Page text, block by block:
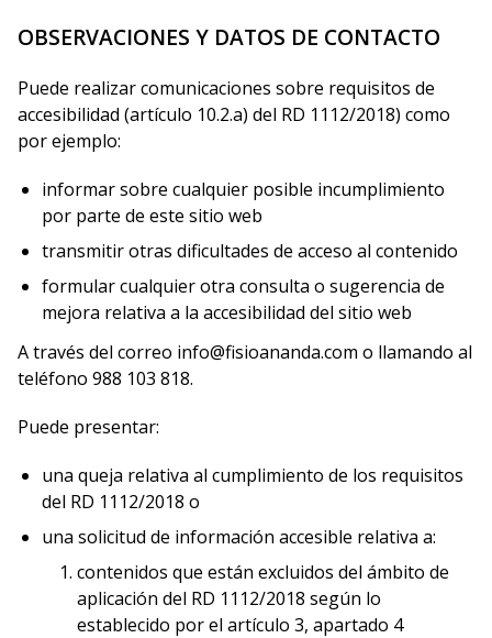
OBSERVACIONES Y DATOS DE CONTACTO
Puede realizar comunicaciones sobre requisitos de
accesibilidad (artículo 10.2.a) del RD 1112/2018) como
por ejemplo:
informar sobre cualquier posible incumplimiento
por parte de este sitio web
transmitir otras dificultades de acceso al contenido
formular cualquier otra consulta o sugerencia de
mejora relativa a la accesibilidad del sitio web
A través del correo info@fisioananda.com o llamando al
teléfono 988 103 818.
Puede presentar:
una queja relativa al cumplimiento de los requisitos
del RD 1112/2018 o
una solicitud de información accesible relativa a:
contenidos que están excluidos del ámbito de
aplicación del RD 1112/2018 según lo
establecido por el artículo 3, apartado 4